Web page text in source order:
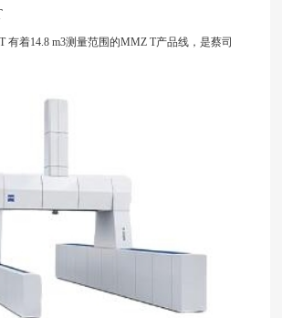
有着14.8 m3测量范围的MMZ T产品线，是蔡司